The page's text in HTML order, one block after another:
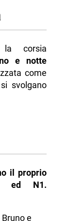
corsia
e notte
come
svolgano
il proprio
ed N1.
e